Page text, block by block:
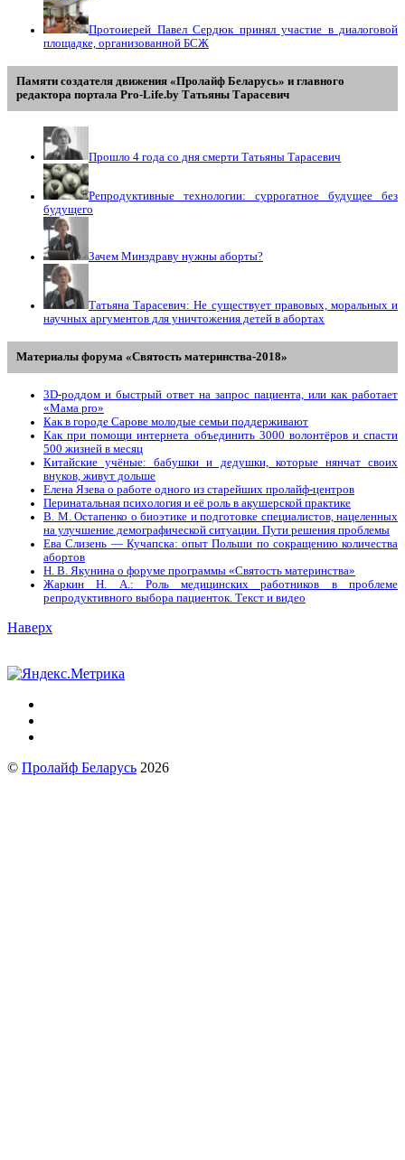
Протоиерей Павел Сердюк принял участие в диалоговой
площадке, организованной БСЖ
Памяти создателя движения «Пролайф Беларусь» и главного
редактора портала Pro-Life.by Tатьяны Tарасевич
Прошло 4 года со дня смерти Татьяны Тарасевич
Репродуктивные технологии: суррогатное будущее без
будущего
Зачем Минздраву нужны аборты?
Татьяна Тарасевич: Не существует правовых, моральных и
научных аргументов для уничтожения детей в абортах
Материалы форума «Святость материнства-2018»
3D-роддом и быстрый ответ на запрос пациента, или как работает
«Мама prо»
Как в городе Сарове молодые семьи поддерживают
Как при помощи интернета объединить 3000 волонтёров и спасти
500 жизней в месяц
Китайские учёные: бабушки и дедушки, которые нянчат своих
внуков, живут дольше
Елена Язева о работе одного из старейших пролайф-центров
Перинатальная психология и её роль в акушерской практике
В. М. Остапенко о биоэтике и подготовке специалистов, нацеленных
на улучшение демографической ситуации. Пути решения проблемы
Ева Слизень — Кучапска: опыт Польши по сокращению количества
абортов
Н. В. Якунина о форуме программы «Святость материнства»
Жаркин Н. А.: Роль медицинских работников в проблеме
репродуктивного выбора пациенток. Tекст и видео
Наверх
© Пролайф Беларусь 2026